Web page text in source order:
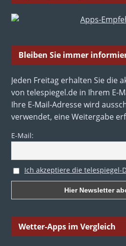
Bleiben Sie immer
Jeden Freitag erhalten Sie die
von telespiegel.de in Ihrem E-
Ihre E-Mail-Adresse wird
verwendet, eine Weitergabe
E-Mail:
Ich akzeptiere die telespiegel-
Wetter-Apps im Vergleich